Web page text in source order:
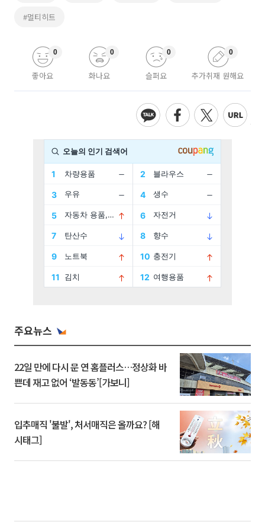
#멀티히트
좋아요
0
화나요
0
슬퍼요
0
추가취재 원해요
0
주요뉴스
22일 만에 다시 문 연 홈플러스…정상화 바
쁜데 재고 없어 ‘발동동’[가보니]
입추매직 '불발', 처서매직은 올까요? [해
시태그]